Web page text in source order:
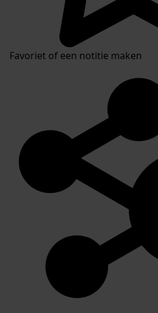
Favoriet of een notitie maken